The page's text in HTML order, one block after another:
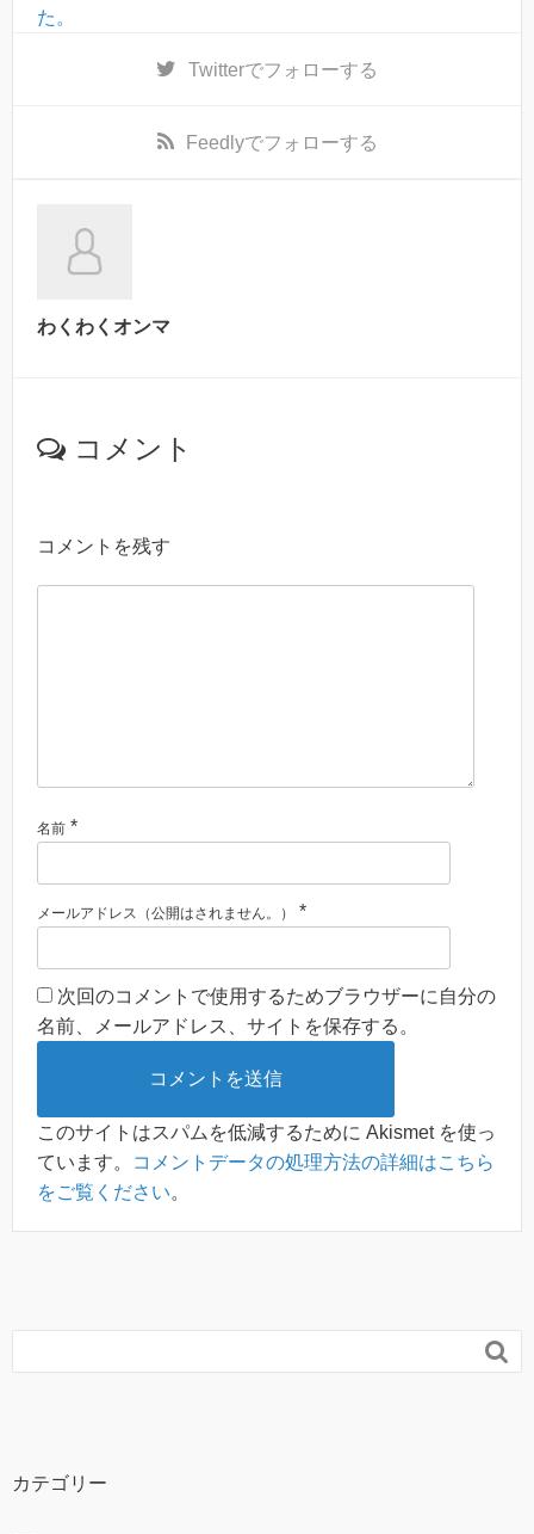
た。
Twitterでフォローする
Feedlyでフォローする
わくわくオンマ
コメント
コメントを残す
名前 *
メールアドレス（公開はされません。） *
次回のコメントで使用するためブラウザーに自分の
名前、メールアドレス、サイトを保存する。
このサイトはスパムを低減するために Akismet を使っ
ています。
コメントデータの処理方法の詳細はこちら
をご覧ください。

カテゴリー